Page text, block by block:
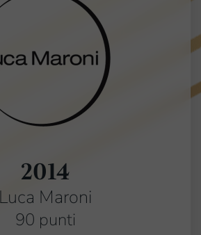
2014
Luca Maroni
90 punti